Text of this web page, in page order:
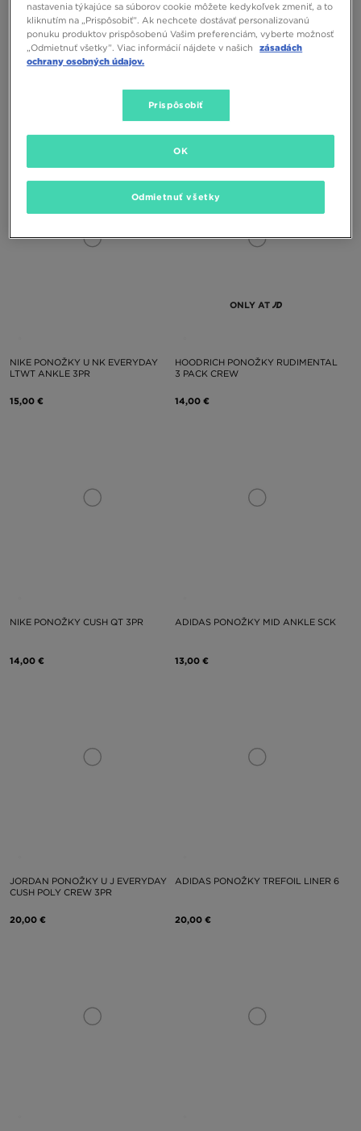
KÚP 3 ZA 2
MCKENZIE PONOŽKY 3PK INV WHT NIKE PONOŽKY 3PPK VALUE NO
NIKE PONOŽKY U NK EVERYDAY
LTWT ANKLE 3PR
15,00 €
ONLY AT
HOODRICH PONOŽKY RUDIMENTAL
3 PACK CREW
14,00 €
NIKE PONOŽKY CUSH QT 3PR
14,00 €
ADIDAS PONOŽKY MID ANKLE SCK
13,00 €
JORDAN PONOŽKY U J EVERYDAY
CUSH POLY CREW 3PR
20,00 €
ADIDAS PONOŽKY TREFOIL LINER 6
20,00 €
nastavenia týkajúce sa súborov cookie môžete kedykoľvek zmeniť, a to
kliknutím na „Prispôsobiť”. Ak nechcete dostávať personalizovanú
ponuku produktov prispôsobenú Vašim preferenciám, vyberte možnosť
„Odmietnuť všetky”. Viac informácií nájdete v našich
zásadách
ochrany osobných údajov.
Prispôsobiť
Odmietnuť všetky
OK